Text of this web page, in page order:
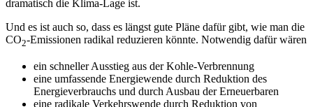
dramatisch die Klima-Lage ist.
Und es ist auch so, dass es längst gute Pläne dafür gibt, wie man die
CO2-Emissionen radikal reduzieren könnte. Notwendig dafür wären
ein schneller Ausstieg aus der Kohle-Verbrennung
eine umfassende Energiewende durch Reduktion des
Energieverbrauchs und durch Ausbau der Erneuerbaren
eine radikale Verkehrswende durch Reduktion von